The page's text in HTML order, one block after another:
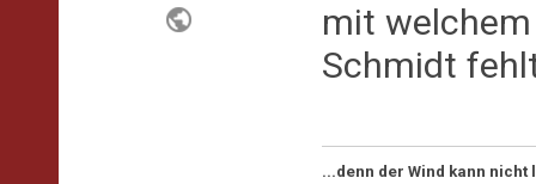
mit
Schmidt
...denn der Wind kann nicht